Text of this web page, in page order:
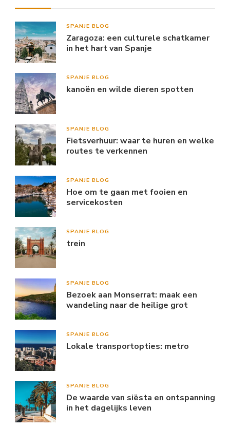
SPANJE BLOG
Zaragoza: een culturele schatkamer
in het hart van Spanje
SPANJE BLOG
kanoën en wilde dieren spotten
SPANJE BLOG
Fietsverhuur: waar te huren en welke
routes te verkennen
SPANJE BLOG
Hoe om te gaan met fooien en
servicekosten
SPANJE BLOG
trein
SPANJE BLOG
Bezoek aan Monserrat: maak een
wandeling naar de heilige grot
SPANJE BLOG
Lokale transportopties: metro
SPANJE BLOG
De waarde van siësta en ontspanning
in het dagelijks leven